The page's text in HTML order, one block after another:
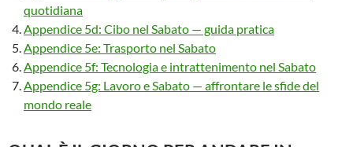
quotidiana
Appendice 5d: Cibo nel Sabato — guida pratica
Appendice 5e: Trasporto nel Sabato
Appendice 5f: Tecnologia e intrattenimento nel Sabato
Appendice 5g: Lavoro e Sabato — affrontare le sfide del
mondo reale